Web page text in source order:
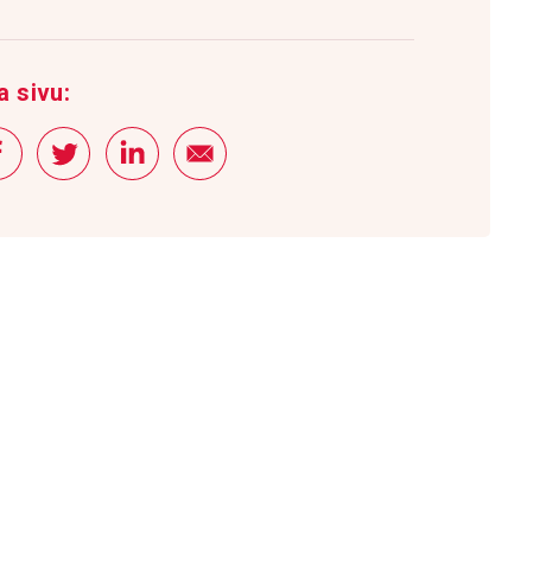
sivu: